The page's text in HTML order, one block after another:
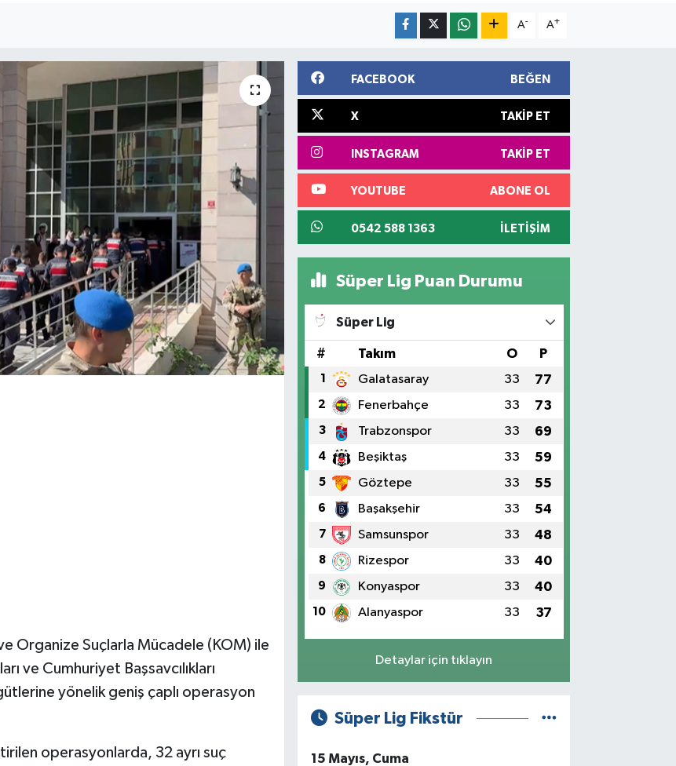
A- A+
ve Organize Suçlarla Mücadele (KOM) ile
ve Cumhuriyet Başsavcılıkları
yönelik geniş çaplı operasyon
operasyonlarda, 32 ayrı suç
FACEBOOK BEĞEN
X TAKIP ET
INSTAGRAM TAKIP ET
YOUTUBE ABONE OL
0542 588 1363 İLETIŞIM
Süper Lig Puan Durumu
Süper Lig
# Takım O P
1 Galatasaray 33 77
2 Fenerbahçe 33 73
3 Trabzonspor 33 69
4 Beşiktaş 33 59
5 Göztepe 33 55
6 Başakşehir 33 54
7 Samsunspor 33 48
8 Rizespor 33 40
9 Konyaspor 33 40
10 Alanyaspor 33 37
Detaylar için tıklayın
Süper Lig Fikstür
15 Mayıs, Cuma